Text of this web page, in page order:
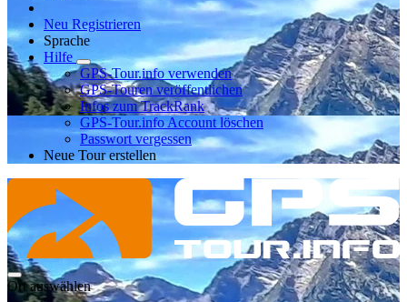
Neu Registrieren
Sprache
Hilfe
GPS-Tour.info verwenden
GPS-Touren veröffentlichen
Infos zum TrackRank
GPS-Tour.info Account löschen
Passwort vergessen
Neue Tour erstellen
Ort auswählen